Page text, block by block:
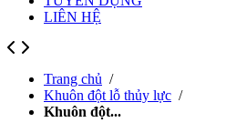
LIÊN HỆ
Trang chủ /
Khuôn đột lỗ thủy lực /
Khuôn đột...